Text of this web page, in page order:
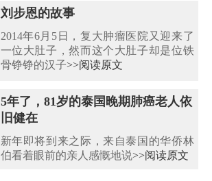
刘步恩的故事
2014年6月5日，复大肿瘤医院又迎来了
一位大肚子，然而这个大肚子却是位铁
骨铮铮的汉子>>阅读原文
5年了，81岁的泰国晚期肺癌老人依
旧健在
新年即将到来之际，来自泰国的华侨林
伯看着眼前的亲人感慨地说>>阅读原文